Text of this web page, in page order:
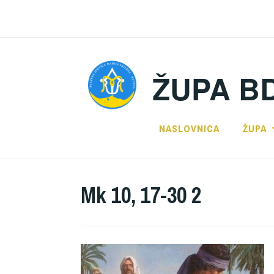
ŽUPA
NASLOVNICA ŽUPA
Mk 10, 17-30 2